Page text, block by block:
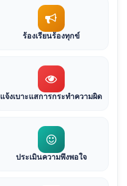
ร้องเรียนร้องทุกข์
แจ้งเบาะแสการกระทำความผิด
ประเมินความพึงพอใจ